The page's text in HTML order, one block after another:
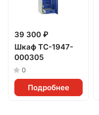
39 300 ₽
Шкаф TC-1947-
000305
0
Подробнее